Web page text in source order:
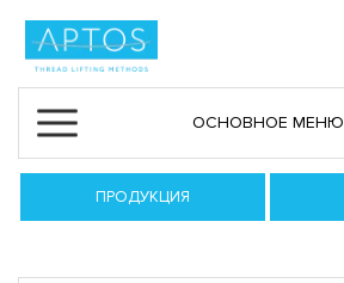
ОСНОВНОЕ МЕНЮ
ПРОДУКЦИЯ